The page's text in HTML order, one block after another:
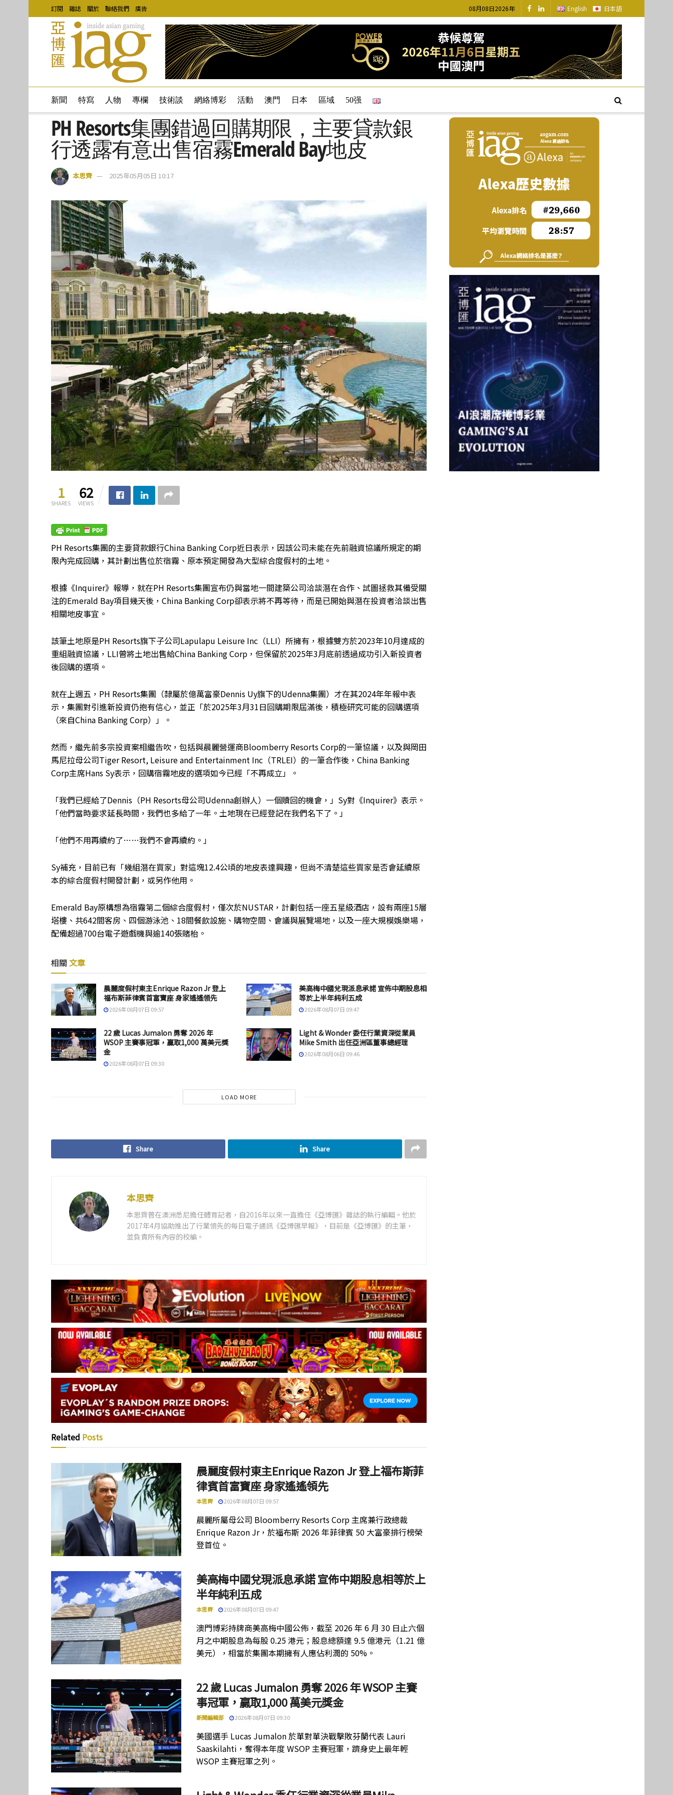
訂閱 雜誌 關於 聯絡我們 廣告 08月08日2026年 English 日本語
新聞 特寫 人物 專欄 技術談 網絡博彩 活動 澳門 日本 區域 50强
PH Resorts集團錯過回購期限，主要貸款銀
行透露有意出售宿霧Emerald Bay地皮
本思齊 2025年05月05日 10:17
1
SHARES
62
VIEWS
PH Resorts集團的主要貸款銀行China Banking Corp近日表示，因該公司未能在先前融資協議所規定的期
限內完成回購，其計劃出售位於宿霧、原本預定開發為大型綜合度假村的土地。
根據《Inquirer》報導，就在PH Resorts集團宣布仍與當地一間建築公司洽談潛在合作、試圖拯救其備受關
注的Emerald Bay項目幾天後，China Banking Corp卻表示將不再等待，而是已開始與潛在投資者洽談出售
相關地皮事宜。
該筆土地原是PH Resorts旗下子公司Lapulapu Leisure Inc（LLI）所擁有，根據雙方於2023年10月達成的
重組融資協議，LLI曾將土地出售給China Banking Corp，但保留於2025年3月底前透過成功引入新投資者
後回購的選項。
就在上週五，PH Resorts集團（隸屬於億萬富豪Dennis Uy旗下的Udenna集團）才在其2024年年報中表
示，集團對引進新投資仍抱有信心，並正「於2025年3月31日回購期限屆滿後，積極研究可能的回購選項
（來自China Banking Corp）」。
然而，繼先前多宗投資案相繼告吹，包括與晨麗營運商Bloomberry Resorts Corp的一筆協議，以及與岡田
馬尼拉母公司Tiger Resort, Leisure and Entertainment Inc（TRLEI）的一筆合作後，China Banking
Corp主席Hans Sy表示，回購宿霧地皮的選項如今已經「不再成立」。
「我們已經給了Dennis（PH Resorts母公司Udenna創辦人）一個贖回的機會，」Sy對《Inquirer》表示。
「他們當時要求延長時間，我們也多給了一年。土地現在已經登記在我們名下了。」
「他們不用再續約了……我們不會再續約。」
Sy補充，目前已有「幾組潛在買家」對這塊12.4公頃的地皮表達興趣，但尚不清楚這些買家是否會延續原
本的綜合度假村開發計劃，或另作他用。
Emerald Bay原構想為宿霧第二個綜合度假村，僅次於NUSTAR，計劃包括一座五星級酒店，設有兩座15層
塔樓、共642間客房、四個游泳池、18間餐飲設施、購物空間、會議與展覽場地，以及一座大規模娛樂場，
配備超過700台電子遊戲機與逾140張賭枱。
相關 文章
晨麗度假村東主Enrique Razon Jr 登上
福布斯菲律賓首富寶座 身家遙遙領先
2026年08月07日 09:57
美高梅中國兌現派息承諾 宣佈中期股息相
等於上半年純利五成
2026年08月07日 09:47
22 歲 Lucas Jumalon 勇奪 2026 年
WSOP 主賽事冠軍，贏取1,000 萬美元獎
金
2026年08月07日 09:30
Light & Wonder 委任行業資深從業員
Mike Smith 出任亞洲區董事總經理
2026年08月06日 09:46
LOAD MORE
Share Share
本思齊
本思齊曾在澳洲悉尼擔任體育記者，自2016年以來一直擔任《亞博匯》雜誌的執行編輯。他於
2017年4月協助推出了行業領先的每日電子通訊《亞博匯早報》，目前是《亞博匯》的主筆，
並負責所有內容的校編。
Related Posts
晨麗度假村東主Enrique Razon Jr 登上福布斯菲
律賓首富寶座 身家遙遙領先
本思齊 2026年08月07日 09:57
晨麗所屬母公司 Bloomberry Resorts Corp 主席兼行政總裁
Enrique Razon Jr，於福布斯 2026 年菲律賓 50 大富豪排行榜榮
登首位。
美高梅中國兌現派息承諾 宣佈中期股息相等於上
半年純利五成
本思齊 2026年08月07日 09:47
澳門博彩持牌商美高梅中國公佈，截至 2026 年 6 月 30 日止六個
月之中期股息為每股 0.25 港元；股息總額達 9.5 億港元（1.21 億
美元），相當於集團本期擁有人應佔利潤的 50%。
22 歲 Lucas Jumalon 勇奪 2026 年 WSOP 主賽
事冠軍，贏取1,000 萬美元獎金
新聞編輯部 2026年08月07日 09:30
美國選手 Lucas Jumalon 於單對單決戰擊敗芬蘭代表 Lauri
Saaskilahti，奪得本年度 WSOP 主賽冠軍，躋身史上最年輕
WSOP 主賽冠軍之列。